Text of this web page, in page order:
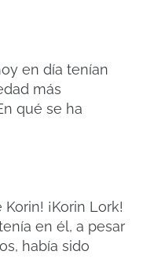
en día tenían
más
qué se ha
¡Korin Lork!
en él, a pesar
había sido